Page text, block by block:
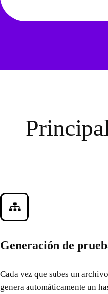
Generación de
Cada vez que subes un
genera automáticamente un